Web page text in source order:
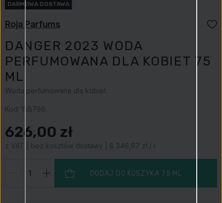
DARMOWA DOSTAWA
Roja Parfums
DANGER 2023 WODA
PERFUMOWANA DLA KOBIET 75
ML
Woda perfumowana dla kobiet
Kod: 158786
626,00 zł
z VAT | bez kosztów dostawy | 8 346,67 zł / l
DODAJ DO KOSZYKA 75 ML